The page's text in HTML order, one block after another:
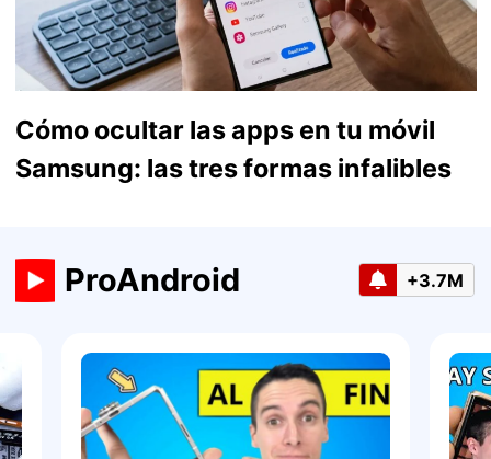
Cómo ocultar las apps en tu móvil
Samsung: las tres formas infalibles
ProAndroid +3.7M